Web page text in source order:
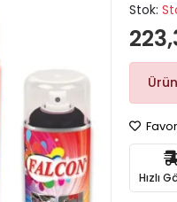
Stok:
Hızlı